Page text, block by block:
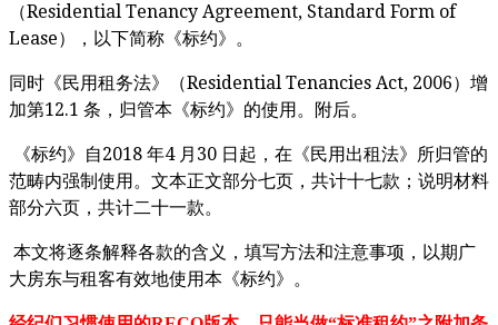
（Residential Tenancy Agreement, Standard Form of
Lease），以下简称《标约》。
同时《民用租务法》（Residential Tenancies Act, 2006）增
加第12.1 条，归管本《标约》的使用。附后。
《标约》自2018 年4 月 30 日起，在《民用出租法》所归管的
范畴内强制使用。文本正文部分七页，共计十七款；说明材料
部分六页，共计二十一款。
本文将逐条解释各款的含义，填写方法和注意事项，以期广
大房东与租客有效地使用本《标约》。